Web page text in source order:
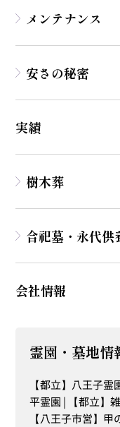
メンテナンス
安さの秘密
実績
樹木葬
合祀墓・永代供
会社情報
霊園・墓地情
【都立】八王子霊
平霊園
【都立】
【八王子市営】甲